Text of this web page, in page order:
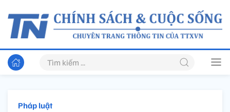
Pháp luật